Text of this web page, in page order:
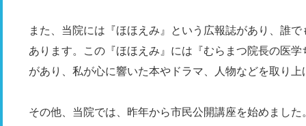
また、当院には『ほほえみ』という広報誌があり、誰
あります。この『ほほえみ』には『むらまつ院長の医
があり、私が心に響いた本やドラマ、人物などを取り
その他、当院では、昨年から市民公開講座を始めまし